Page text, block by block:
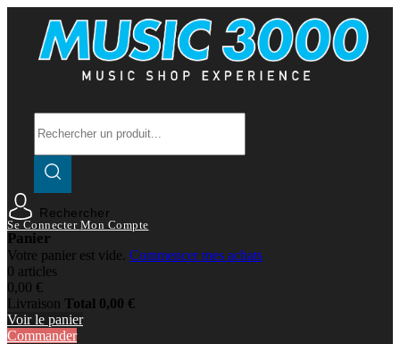
Rechercher
Se Connecter Mon Compte
Panier
Votre panier est vide. Commencer mes achats
0 articles
0,00 €
Livraison Total 0,00 €
Voir le panier
Commander